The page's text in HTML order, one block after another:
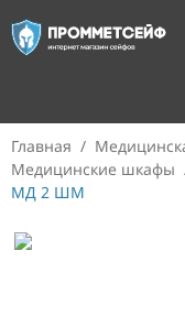
Главная /
Медицинские шкафы
МД 2 ШМ